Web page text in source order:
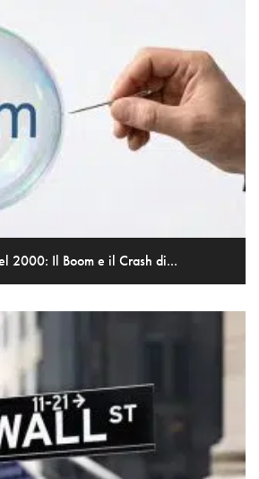
2000: Il Boom e il Crash di...